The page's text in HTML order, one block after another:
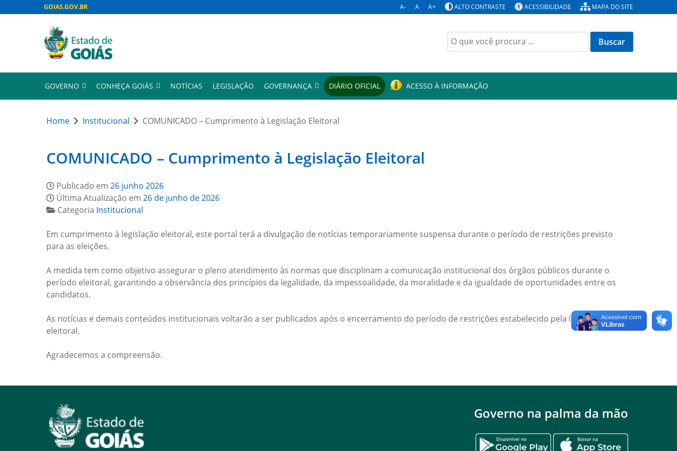
GOIAS.GOV.BR A- A A+ ALTO CONTRASTE ACESSIBILIDADE MAPA DO SITE
Buscar
por:
GOVERNO CONHEÇA GOIÁS NOTÍCIAS LEGISLAÇÃO GOVERNANÇA DIÁRIO OFICIAL ACESSO À INFORMAÇÃO
Home Institucional COMUNICADO – Cumprimento à Legislação Eleitoral
COMUNICADO – Cumprimento à Legislação Eleitoral
Publicado em 26 junho 2026
Última Atualização em 26 de junho de 2026
Categoria Institucional
Em cumprimento à legislação eleitoral, este portal terá a divulgação de notícias temporariamente suspensa durante o período de restrições previsto
para as eleições.
A medida tem como objetivo assegurar o pleno atendimento às normas que disciplinam a comunicação institucional dos órgãos públicos durante o
período eleitoral, garantindo a observância dos princípios da legalidade, da impessoalidade, da moralidade e da igualdade de oportunidades entre os
candidatos.
As notícias e demais conteúdos institucionais voltarão a ser publicados após o encerramento do período de restrições estabelecido pela legislação
eleitoral.
Agradecemos a compreensão.
Governo na palma da mão